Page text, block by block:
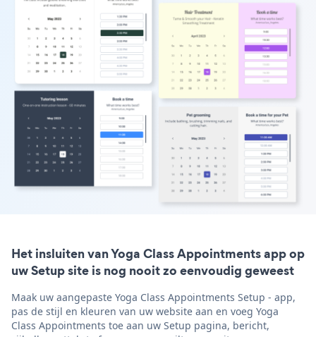
Het insluiten van Yoga Class Appointments app op
uw Setup site is nog nooit zo eenvoudig geweest
Maak uw aangepaste Yoga Class Appointments Setup - app,
pas de stijl en kleuren van uw website aan en voeg Yoga
Class Appointments toe aan uw Setup pagina, bericht,